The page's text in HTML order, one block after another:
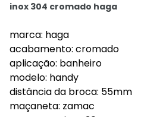
inox 304 cromado haga
marca: haga
acabamento: cromado
aplicação: banheiro
modelo: handy
distância da broca: 55mm
maçaneta: zamac